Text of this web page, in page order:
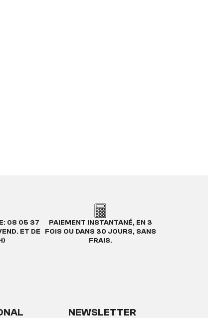
08 05 37
ET DE
PAIEMENT INSTANTANÉ, EN 3
FOIS OU DANS 30 JOURS, SANS
FRAIS.
NEWSLETTER